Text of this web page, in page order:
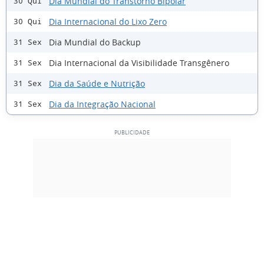
30 Qui Dia Internacional do Lixo Zero
31 Sex Dia Mundial do Backup
31 Sex Dia Internacional da Visibilidade Transgênero
31 Sex Dia da Saúde e Nutrição
31 Sex Dia da Integração Nacional